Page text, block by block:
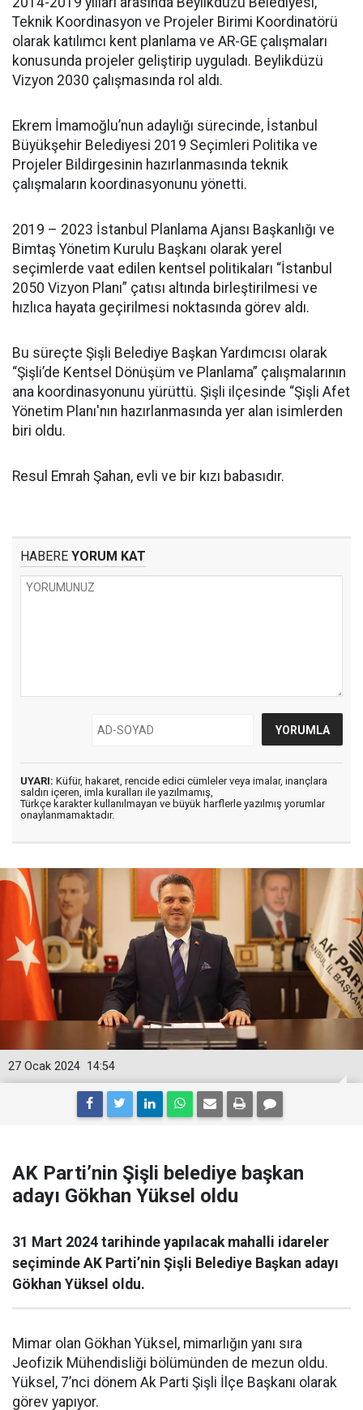
Teknik Koordinasyon ve Projeler Birimi Koordinatörü
olarak katılımcı kent planlama ve AR-GE çalışmaları
konusunda projeler geliştirip uyguladı. Beylikdüzü
Vizyon 2030 çalışmasında rol aldı.
Ekrem İmamoğlu’nun adaylığı sürecinde, İstanbul
Büyükşehir Belediyesi 2019 Seçimleri Politika ve
Projeler Bildirgesinin hazırlanmasında teknik
çalışmaların koordinasyonunu yönetti.
2019 – 2023 İstanbul Planlama Ajansı Başkanlığı ve
Bimtaş Yönetim Kurulu Başkanı olarak yerel
seçimlerde vaat edilen kentsel politikaları “İstanbul
2050 Vizyon Planı” çatısı altında birleştirilmesi ve
hızlıca hayata geçirilmesi noktasında görev aldı.
Bu süreçte Şişli Belediye Başkan Yardımcısı olarak
“Şişli’de Kentsel Dönüşüm ve Planlama” çalışmalarının
ana koordinasyonunu yürüttü. Şişli ilçesinde “Şişli Afet
Yönetim Planı'nın hazırlanmasında yer alan isimlerden
biri oldu.
Resul Emrah Şahan, evli ve bir kızı babasıdır.
HABERE YORUM KAT
UYARI: Küfür, hakaret, rencide edici cümleler veya imalar, inançlara
saldırı içeren, imla kuralları ile yazılmamış,
Türkçe karakter kullanılmayan ve büyük harflerle yazılmış yorumlar
onaylanmamaktadır.
14:54
27 Ocak 2024
AK Parti’nin Şişli belediye başkan
adayı Gökhan Yüksel oldu
31 Mart 2024 tarihinde yapılacak mahalli idareler
seçiminde AK Parti’nin Şişli Belediye Başkan adayı
Gökhan Yüksel oldu.
Mimar olan Gökhan Yüksel, mimarlığın yanı sıra
Jeofizik Mühendisliği bölümünden de mezun oldu.
Yüksel, 7’nci dönem Ak Parti Şişli İlçe Başkanı olarak
görev yapıyor.